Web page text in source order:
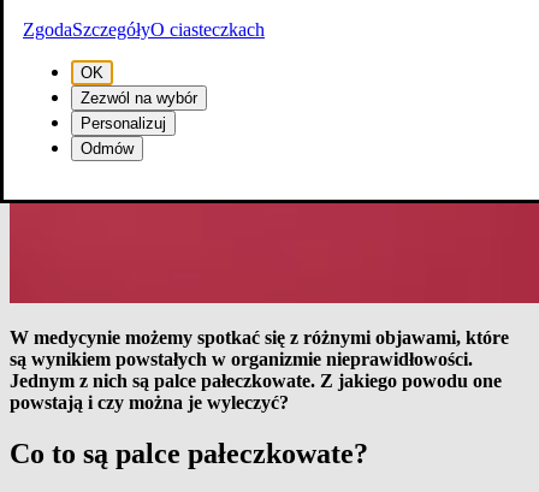
W medycynie możemy spotkać się z różnymi objawami, które
są wynikiem powstałych w organizmie nieprawidłowości.
Jednym z nich są palce pałeczkowate. Z jakiego powodu one
powstają i czy można je wyleczyć?
Co to są palce pałeczkowate?
ZgodaSzczegółyO ciasteczkach
OK
Zezwól na wybór
Personalizuj
Odmów